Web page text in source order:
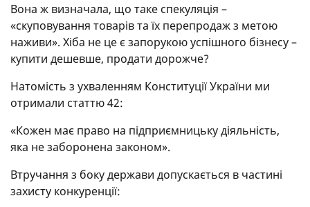
Вона ж визначала, що таке спекуляція –
«скуповування товарів та їх перепродаж з метою
наживи». Хіба не це є запорукою успішного бізнесу –
купити дешевше, продати дорожче?
Натомість з ухваленням Конституції України ми
отримали статтю 42:
«Кожен має право на підприємницьку діяльність,
яка не заборонена законом».
Втручання з боку держави допускається в частині
захисту конкуренції: